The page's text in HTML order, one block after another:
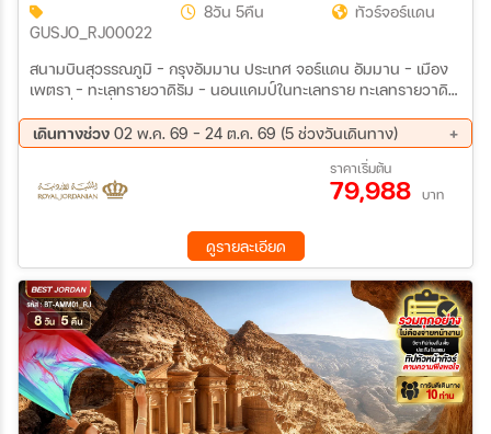
GUSJO_RJ00022
8วัน 5คืน ทัวร์จอร์แดน
สนามบินสุวรรณภูมิ - กรุงอัมมาน ประเทศ จอร์แดน อัมมาน - เมือง
เพตรา - ทะเลทรายวาดิรัม - นอนแคมป์ในทะเลทราย ทะเลทรายวาดิ
บินไคโร อียิปต์ ไคโร - ปิรามิดก็ช่า - สฟิงซ์ - แกรนด์มิวเซียม-
ดินเนอร์ล่องเรือแม่น้ำไนล์ - ชมการแสดงระบำหน้า ท้อง ไคโร - เมืองอ
เล็กซานเดรีย - เสาปลมเปย์ -สุสานแห่งอ เล็กซานเดรีย (Cattacomb)
- ป้อมปราการไคท์เบย์ (Qaitbayไคโร-ข้อบปิ้งตลาดข่านเอลคาลิลี
เข้า NMEC-ชมสุเหร่าแห่งโมฮัมเม็ดอาลี - สนามบินไคโร สนามบินอัม
มาน - สนามบินสุวรรณภูมิ
เดินทางช่วง 02 พ.ค. 69 - 24 ต.ค. 69 (5 ช่วงวันเดินทาง)
05 ก.ย. 69 - 12 ก.ย. 69
19 ก.ย. 69 - 26 ก.ย. 69
10 ต.ค. 69 - 17 ต.ค. 69
17 ต.ค. 69 - 24 ต.ค. 69
ราคาเริ่มต้น
79,988 บาท
ดูรายละเอียด